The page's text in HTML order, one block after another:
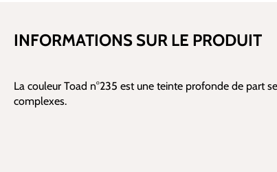
INFORMATIONS SUR LE PRODUIT
La couleur Toad n°235 est une teinte profonde de part
complexes.